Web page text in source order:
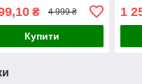
(б/у).
₴ 4 999 ₴
Купити
1